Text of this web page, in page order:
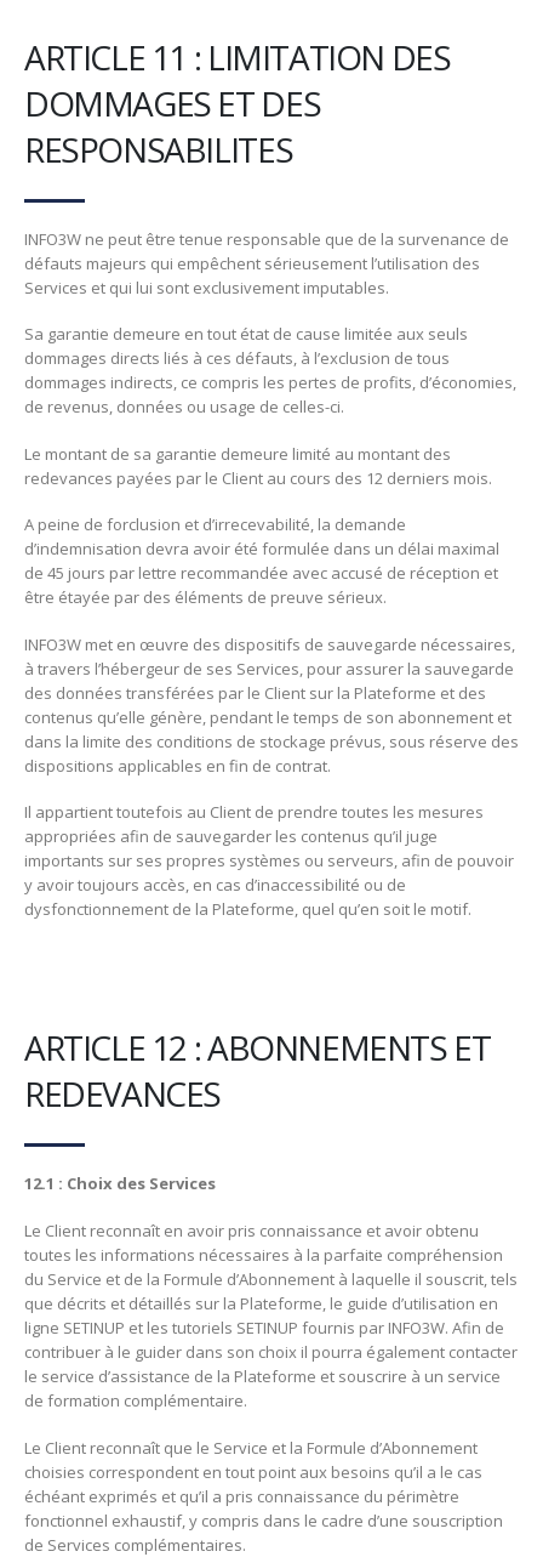
ARTICLE 11 : LIMITATION DES
DOMMAGES ET DES
RESPONSABILITES
INFO3W ne peut être tenue responsable que de la survenance de
défauts majeurs qui empêchent sérieusement l’utilisation des
Services et qui lui sont exclusivement imputables.
Sa garantie demeure en tout état de cause limitée aux seuls
dommages directs liés à ces défauts, à l’exclusion de tous
dommages indirects, ce compris les pertes de profits, d’économies,
de revenus, données ou usage de celles-ci.
Le montant de sa garantie demeure limité au montant des
redevances payées par le Client au cours des 12 derniers mois.
A peine de forclusion et d’irrecevabilité, la demande
d’indemnisation devra avoir été formulée dans un délai maximal
de 45 jours par lettre recommandée avec accusé de réception et
être étayée par des éléments de preuve sérieux.
INFO3W met en œuvre des dispositifs de sauvegarde nécessaires,
à travers l’hébergeur de ses Services, pour assurer la sauvegarde
des données transférées par le Client sur la Plateforme et des
contenus qu’elle génère, pendant le temps de son abonnement et
dans la limite des conditions de stockage prévus, sous réserve des
dispositions applicables en fin de contrat.
Il appartient toutefois au Client de prendre toutes les mesures
appropriées afin de sauvegarder les contenus qu’il juge
importants sur ses propres systèmes ou serveurs, afin de pouvoir
y avoir toujours accès, en cas d’inaccessibilité ou de
dysfonctionnement de la Plateforme, quel qu’en soit le motif.
ARTICLE 12 : ABONNEMENTS ET
REDEVANCES
12.1 : Choix des Services
Le Client reconnaît en avoir pris connaissance et avoir obtenu
toutes les informations nécessaires à la parfaite compréhension
du Service et de la Formule d’Abonnement à laquelle il souscrit, tels
que décrits et détaillés sur la Plateforme, le guide d’utilisation en
ligne SETINUP et les tutoriels SETINUP fournis par INFO3W. Afin de
contribuer à le guider dans son choix il pourra également contacter
le service d’assistance de la Plateforme et souscrire à un service
de formation complémentaire.
Le Client reconnaît que le Service et la Formule d’Abonnement
choisies correspondent en tout point aux besoins qu’il a le cas
échéant exprimés et qu’il a pris connaissance du périmètre
fonctionnel exhaustif, y compris dans le cadre d’une souscription
de Services complémentaires.